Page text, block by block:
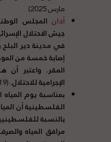
مارس 2025)
أدان المجلس
جيش الاحتلال
في مدينة دير
إصابة خمسة من
المقر. واعتبر أن
الإجرامية للاحتلال.(19 مارس 2025)
بمناسبة يوم المياه
الفلسطينية أن
مرافق المياه